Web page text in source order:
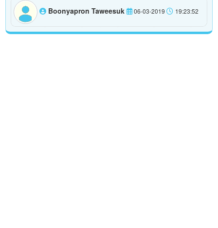
Boonyapron Taweesuk 06-03-2019 19:23:52